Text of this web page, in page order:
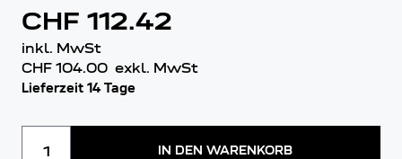
CHF 112.42
inkl. MwSt
CHF 104.00 exkl. MwSt
Lieferzeit 14 Tage
IN DEN WARENKORB